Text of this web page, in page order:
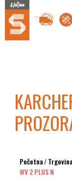
Početna/Trgovina
WV 2 PLUS N